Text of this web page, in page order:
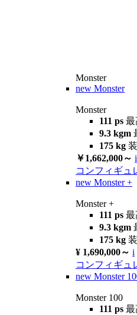
Monster
new Monster
Monster
111 ps 最
9.3 kgm
175 kg
￥1,662,000～ i
コンフィギュ
new Monster +
Monster +
111 ps 最
9.3 kgm
175 kg
¥ 1,690,000～ i
コンフィギュ
new Monster
Monster 100
111 ps 最